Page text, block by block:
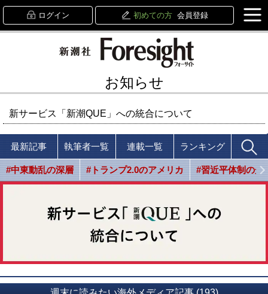
ログイン 初めての方 会員登録
お知らせ
新サービス「新潮QUE」への統合について
最新記事 執筆者一覧 連載一覧 ランキング
#中東動乱の深層 #トランプ2.0のアメリカ #習近平体制の光